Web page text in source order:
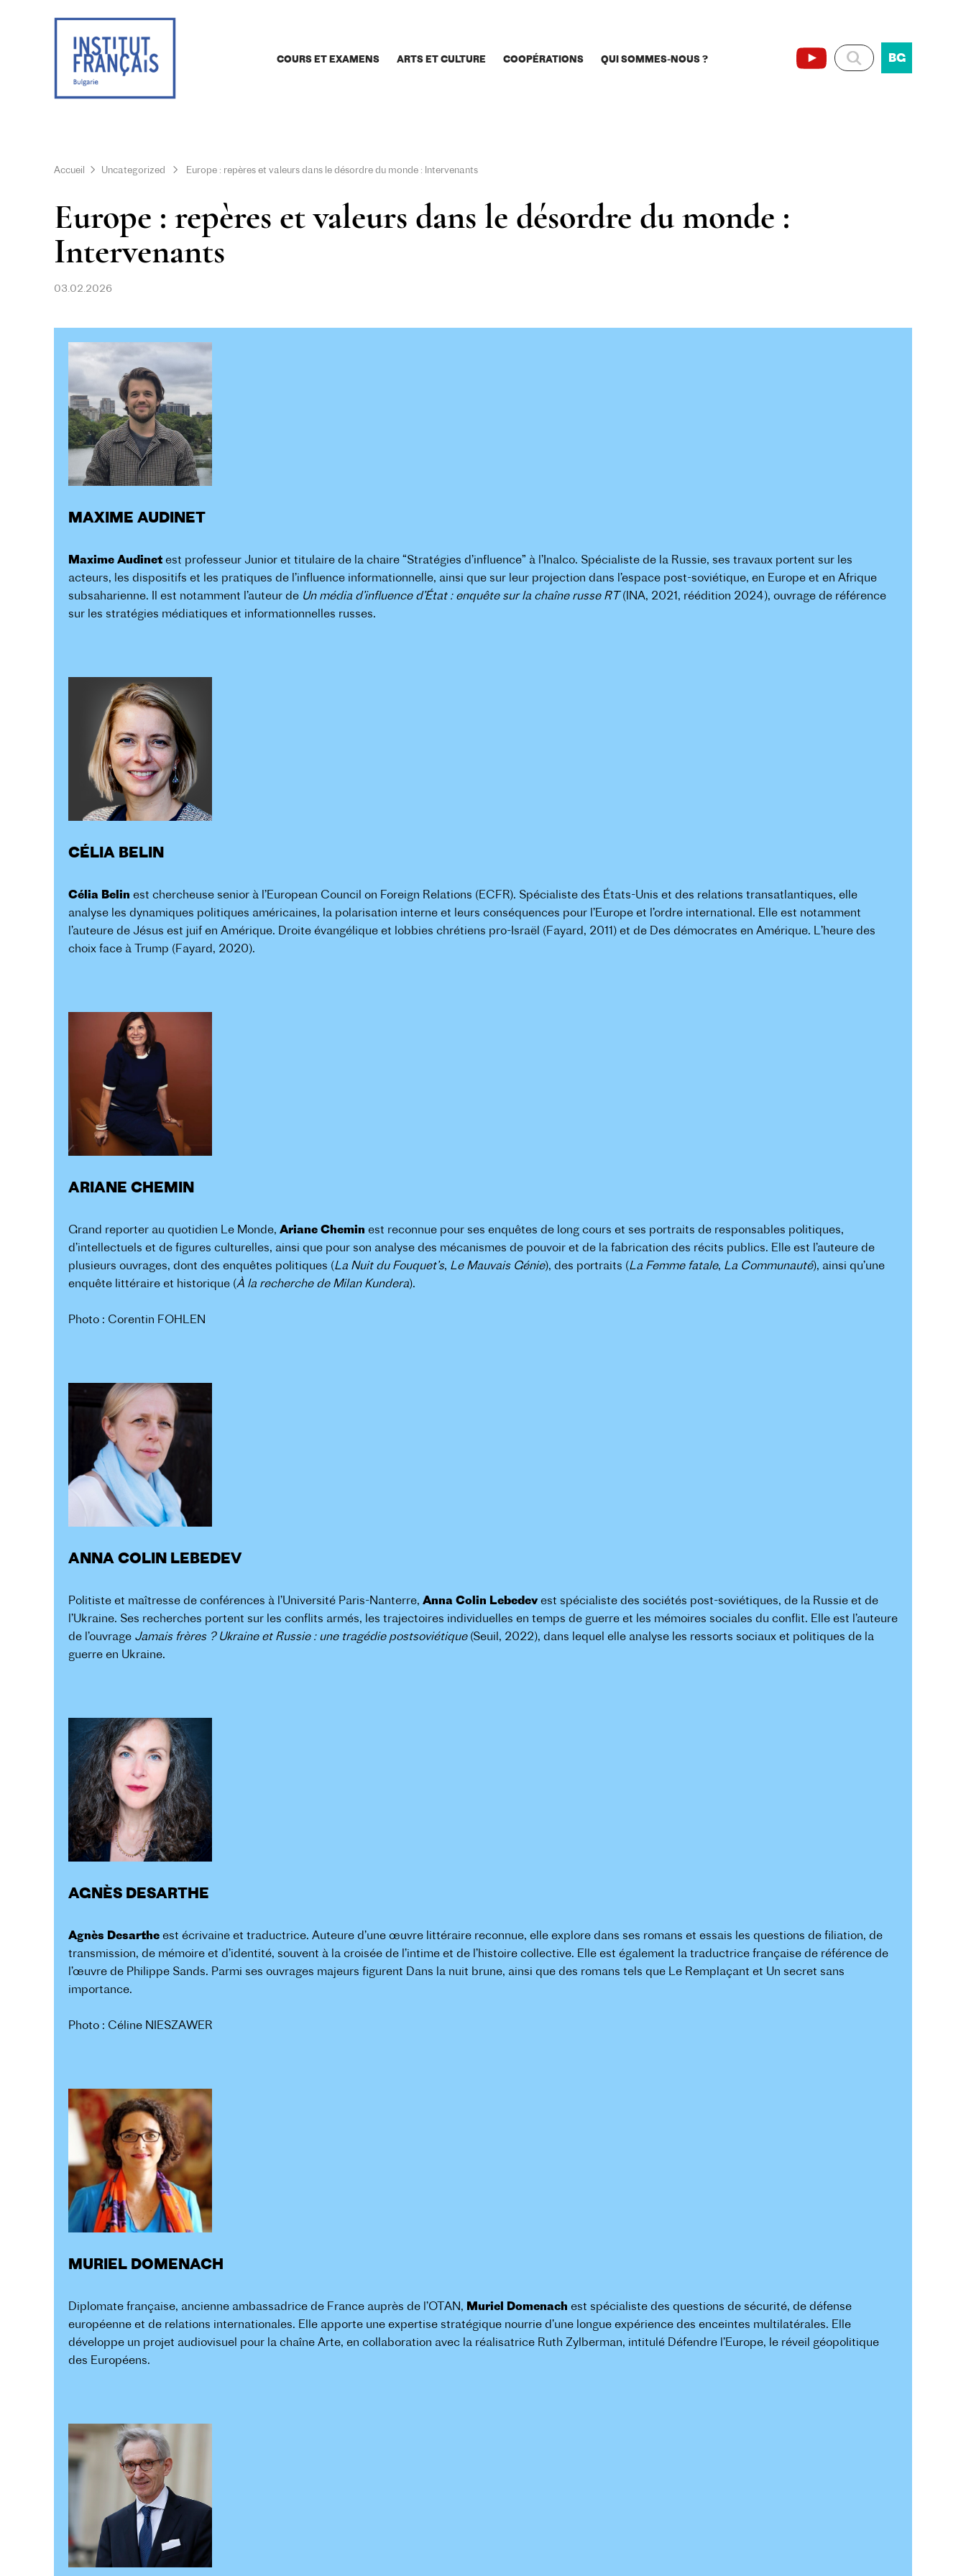
COURS ET EXAMENS ARTS ET CULTURE COOPÉRATIONS QUI SOMMES-NOUS ? BG
Accueil Uncategorized Europe : repères et valeurs dans le désordre du monde : Intervenants
Europe : repères et valeurs dans le désordre du monde :
Intervenants
03.02.2026
MAXIME AUDINET
Maxime Audinet est professeur Junior et titulaire de la chaire “Stratégies d’influence” à l’Inalco. Spécialiste de la Russie, ses travaux portent sur les
acteurs, les dispositifs et les pratiques de l’influence informationnelle, ainsi que sur leur projection dans l’espace post-soviétique, en Europe et en Afrique
subsaharienne. Il est notamment l’auteur de Un média d’influence d’État : enquête sur la chaîne russe RT(INA, 2021, réédition 2024), ouvrage de référence
sur les stratégies médiatiques et informationnelles russes.
CÉLIA BELIN
Célia Belin est chercheuse senior à l’European Council on Foreign Relations (ECFR). Spécialiste des États-Unis et des relations transatlantiques, elle
analyse les dynamiques politiques américaines, la polarisation interne et leurs conséquences pour l’Europe et l’ordre international. Elle est notamment
l’auteure de Jésus est juif en Amérique. Droite évangélique et lobbies chrétiens pro-Israël (Fayard, 2011) et de Des démocrates en Amérique. L’heure des
choix face à Trump (Fayard, 2020).
ARIANE CHEMIN
Grand reporter au quotidien Le Monde, Ariane Chemin est reconnue pour ses enquêtes de long cours et ses portraits de responsables politiques,
d’intellectuels et de figures culturelles, ainsi que pour son analyse des mécanismes de pouvoir et de la fabrication des récits publics. Elle est l’auteure de
plusieurs ouvrages, dont des enquêtes politiques (La Nuit du Fouquet’s, Le Mauvais Génie), des portraits (La Femme fatale, La Communauté), ainsi qu’une
enquête littéraire et historique (À la recherche de Milan Kundera).
Photo : Corentin FOHLEN
ANNA COLIN LEBEDEV
Politiste et maîtresse de conférences à l’Université Paris-Nanterre, Anna Colin Lebedevest spécialiste des sociétés post-soviétiques, de la Russie et de
l’Ukraine. Ses recherches portent sur les conflits armés, les trajectoires individuelles en temps de guerre et les mémoires sociales du conflit. Elle est l’auteure
de l’ouvrage Jamais frères ? Ukraine et Russie : une tragédie postsoviétique(Seuil, 2022), dans lequel elle analyse les ressorts sociaux et politiques de la
guerre en Ukraine.
AGNÈS DESARTHE
Agnès Desarthe est écrivaine et traductrice. Auteure d’une œuvre littéraire reconnue, elle explore dans ses romans et essais les questions de filiation, de
transmission, de mémoire et d’identité, souvent à la croisée de l’intime et de l’histoire collective. Elle est également la traductrice française de référence de
l’œuvre de Philippe Sands. Parmi ses ouvrages majeurs figurent Dans la nuit brune, ainsi que des romans tels que Le Remplaçant et Un secret sans
importance.
Photo : Céline NIESZAWER
MURIEL DOMENACH
Diplomate française, ancienne ambassadrice de France auprès de l’OTAN, Muriel Domenach est spécialiste des questions de sécurité, de défense
européenne et de relations internationales. Elle apporte une expertise stratégique nourrie d’une longue expérience des enceintes multilatérales. Elle
développe un projet audiovisuel pour la chaîne Arte, en collaboration avec la réalisatrice Ruth Zylberman, intitulé Défendre l’Europe, le réveil géopolitique
des Européens.